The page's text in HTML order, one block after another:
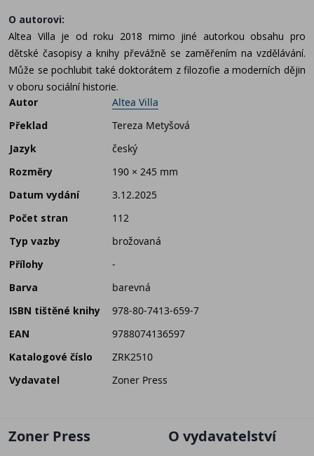
O autorovi:
Altea Villa je od roku 2018 mimo jiné autorkou obsahu pro
dětské časopisy a knihy převážně se zaměřením na vzdělávání.
Může se pochlubit také doktorátem z filozofie a moderních dějin
v oboru sociální historie.
Autor
Altea Villa
Překlad
Tereza Metyšová
Jazyk
český
Rozměry
190 × 245 mm
Datum vydání
3.12.2025
Počet stran
112
Typ vazby
brožovaná
Přílohy
-
Barva
barevná
ISBN tištěné knihy
978-80-7413-659-7
EAN
9788074136597
Katalogové číslo
ZRK2510
Vydavatel
Zoner Press
Zoner Press O vydavatelství